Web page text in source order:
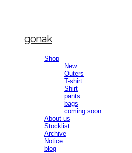
gonak
Shop
New
Outers
T-shirt
Shirt
pants
bags
coming soon
About us
Stocklist
Archive
Notice
blog